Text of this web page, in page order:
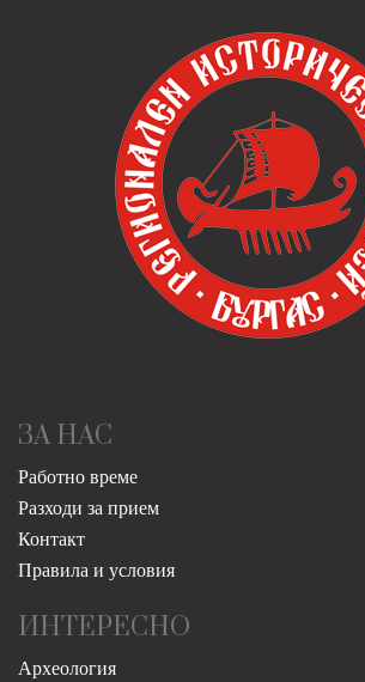
ЗА НАС
Работно време
Разходи за прием
Контакт
Правила и условия
ИНТЕРЕСНО
Археология